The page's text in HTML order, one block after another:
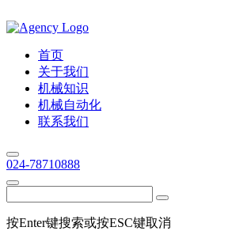
首页
关于我们
机械知识
机械自动化
联系我们
024-78710888
按Enter键搜索或按ESC键取消